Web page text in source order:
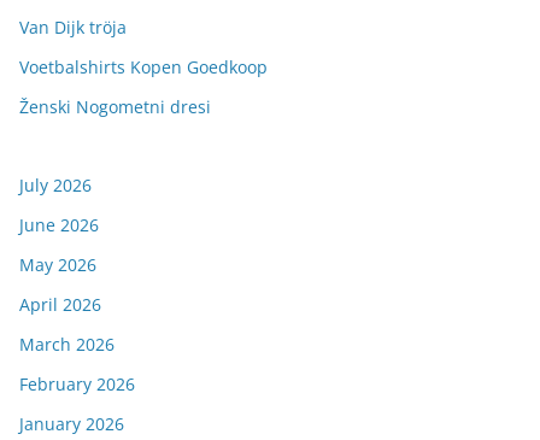
Van Dijk tröja
Voetbalshirts Kopen Goedkoop
Ženski Nogometni dresi
July 2026
June 2026
May 2026
April 2026
March 2026
February 2026
January 2026